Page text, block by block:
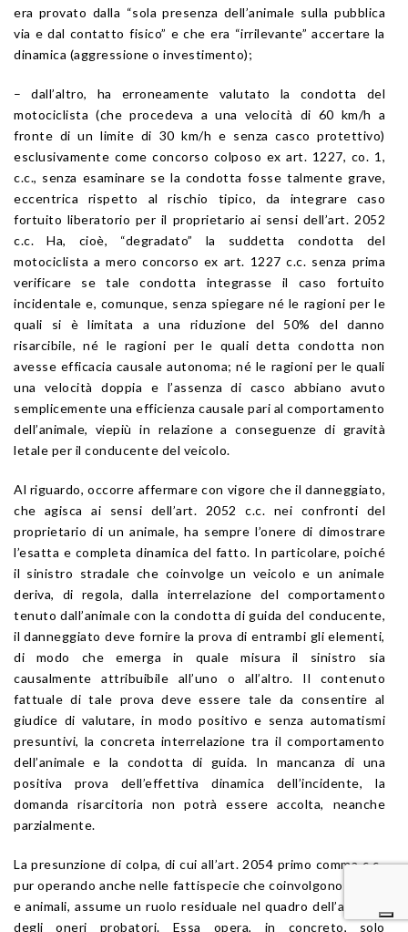
era provato dalla “sola presenza dell’animale sulla pubblica
via e dal contatto fisico” e che era “irrilevante” accertare la
dinamica (aggressione o investimento);
– dall’altro, ha erroneamente valutato la condotta del
motociclista (che procedeva a una velocità di 60 km/h a
fronte di un limite di 30 km/h e senza casco protettivo)
esclusivamente come concorso colposo exart. 1227, co. 1,
c.c., senza esaminare se la condotta fosse talmente grave,
eccentrica rispetto al rischio tipico, da integrare caso
fortuito liberatorio per il proprietario ai sensi dell’art. 2052
c.c. Ha, cioè, “degradato” la suddetta condotta del
motociclista a mero concorso ex art. 1227 c.c. senza prima
verificare se tale condotta integrasse il caso fortuito
incidentale e, comunque, senza spiegare né le ragioni per le
quali si è limitata a una riduzione del 50% del danno
risarcibile, né le ragioni per le quali detta condotta non
avesse efficacia causale autonoma; né le ragioni per le quali
una velocità doppia e l’assenza di casco abbiano avuto
semplicemente una efficienza causale pari al comportamento
dell’animale, viepiù in relazione a conseguenze di gravità
letale per il conducente del veicolo.
Al riguardo, occorre affermare con vigore che il danneggiato,
che agisca ai sensi dell’art. 2052
c.c. nei confronti del
proprietario di un animale, ha sempre l’onere di dimostrare
l’esatta e completa dinamica del fatto. In particolare, poiché
il sinistro stradale che coinvolge un veicolo e un animale
deriva, di regola, dalla interrelazione del comportamento
tenuto dall’animale con la condotta di guida del conducente,
il danneggiato deve fornire la prova di entrambi gli elementi,
di modo che emerga in quale misura il sinistro sia
causalmente attribuibile all’uno o all’altro. Il contenuto
fattuale di tale prova deve essere tale da consentire al
giudice di valutare, in modo positivo e senza automatismi
presuntivi, la concreta interrelazione tra il comportamento
dell’animale e la condotta di guida. In mancanza di una
positiva prova dell’effettiva dinamica dell’incidente, la
domanda risarcitoria non potrà essere accolta, neanche
parzialmente.
La presunzione di colpa, di cui all’art. 2054 primo comma c.c.,
pur operando anche nelle fattispecie che coinvolgono veicoli
e animali, assume un ruolo residuale nel quadro dell’assetto
degli oneri probatori. Essa opera, in concreto, solo